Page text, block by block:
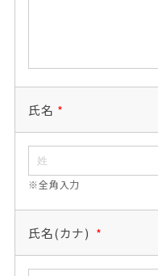
氏名 *
※全角入力
氏名(カナ) *